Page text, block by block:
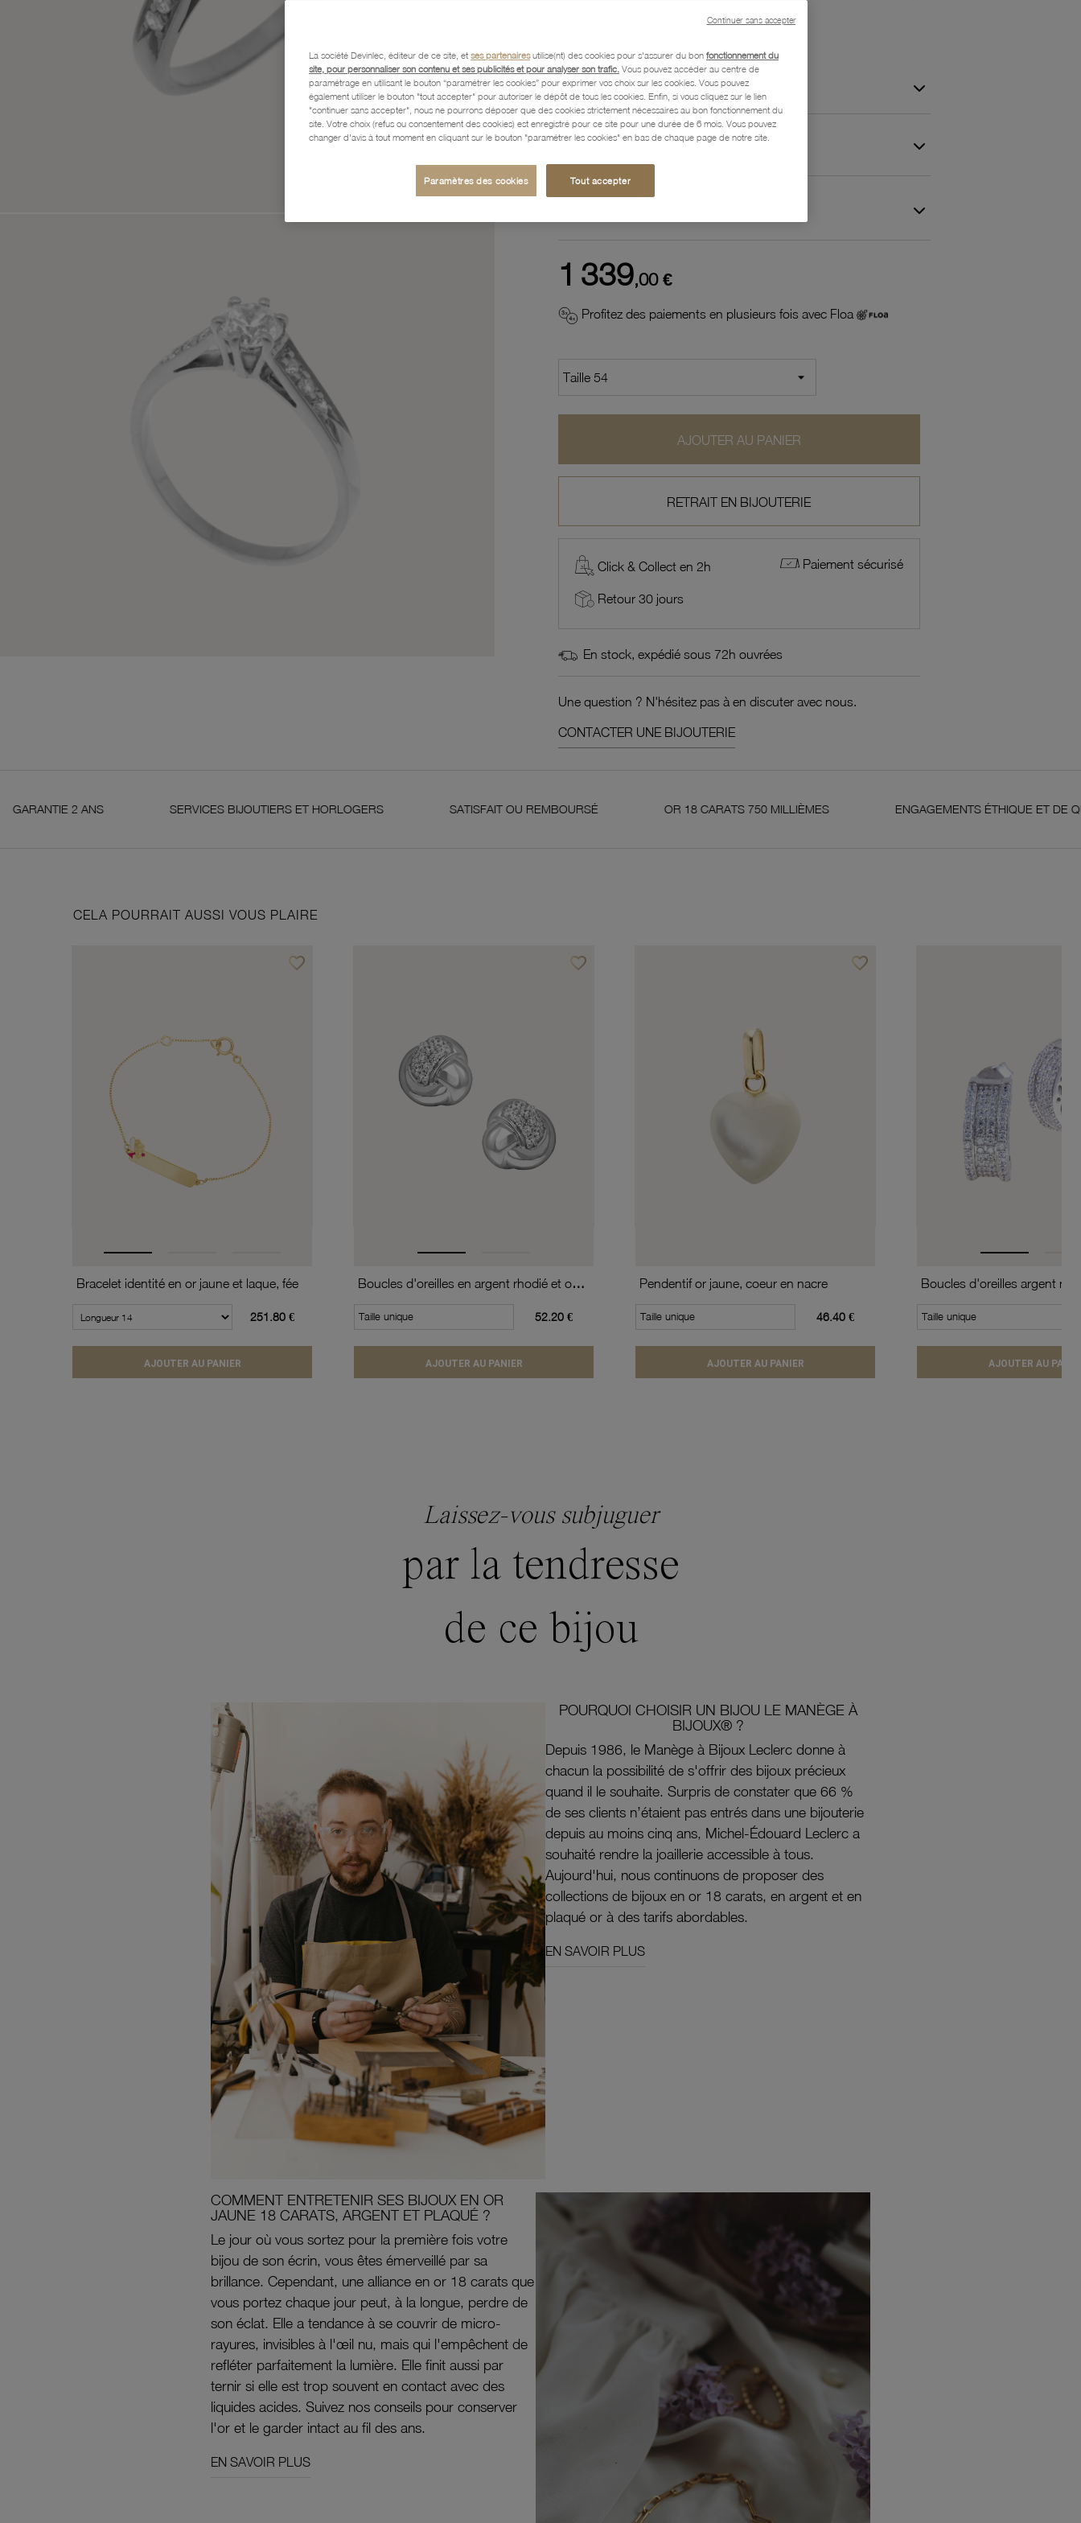
Description
Caractéristiques détaillées
1 339,00 €
Profitez des paiements en plusieurs fois avec Floa
AJOUTER AU PANIER
RETRAIT EN BIJOUTERIE
Click & Collect en 2h Paiement sécurisé
Retour 30 jours
En stock, expédié sous 72h ouvrées
Une question ? N'hésitez pas à en discuter avec nous.
CONTACTER UNE BIJOUTERIE
ANS SERVICES BIJOUTIERS ET HORLOGERS SATISFAIT OU REMBOURSÉ OR 18 CARATS 750 MILLIÈMES ENGAGEMENTS ÉTHIQUE ET DE QUALITÉ
CELA POURRAIT AUSSI VOUS PLAIRE
favorite_borderAjouter à vos favoris
Bracelet identité en or jaune et laque, fée
251.80 €
AJOUTER AU PANIER
favorite_borderAjouter à vos favoris
Boucles d'oreilles en argent rhodié et oxydes de zirconium
Taille unique 52.20 €
AJOUTER AU PANIER
favorite_borderAjouter à vos favoris
Pendentif or jaune, coeur en nacre
Taille unique 46.40 €
AJOUTER AU PANIER
Taille unique
AJOUTER AU
Laissez-vous subjuguer
par la tendresse
de ce bijou
POURQUOI CHOISIR UN BIJOU LE MANÈGE À
BIJOUX® ?
Depuis 1986, le Manège à Bijoux Leclerc donne à
chacun la possibilité de s'offrir des bijoux précieux
quand il le souhaite. Surpris de constater que 66 %
de ses clients n’étaient pas entrés dans une bijouterie
depuis au moins cinq ans, Michel-Édouard Leclerc a
souhaité rendre la joaillerie accessible à tous.
Aujourd'hui, nous continuons de proposer des
collections de bijoux en or 18 carats, en argent et en
plaqué or à des tarifs abordables.
EN SAVOIR PLUS
COMMENT ENTRETENIR SES BIJOUX EN OR
JAUNE 18 CARATS, ARGENT ET PLAQUÉ ?
Le jour où vous sortez pour la première fois votre
bijou de son écrin, vous êtes émerveillé par sa
brillance. Cependant, une alliance en or 18 carats que
vous portez chaque jour peut, à la longue, perdre de
son éclat. Elle a tendance à se couvrir de micro-
rayures, invisibles à l'œil nu, mais qui l'empêchent de
refléter parfaitement la lumière. Elle finit aussi par
ternir si elle est trop souvent en contact avec des
liquides acides. Suivez nos conseils pour conserver
l'or et le garder intact au fil des ans.
EN SAVOIR PLUS
La société Devinlec, éditeur de ce site, et ses partenairesutilise(nt) des cookies pour s'assurer du bon fonctionnement du
site, pour personnaliser son contenu et ses publicités et pour analyser son trafic. Vous pouvez accéder au centre de
paramétrage en utilisant le bouton “paramétrer les cookies” pour exprimer vos choix sur les cookies. Vous pouvez
également utiliser le bouton "tout accepter" pour autoriser le dépôt de tous les cookies. Enfin, si vous cliquez sur le lien
"continuer sans accepter", nous ne pourrons déposer que des cookies strictement nécessaires au bon fonctionnement du
site. Votre choix (refus ou consentement des cookies) est enregistré pour ce site pour une durée de 6 mois. Vous pouvez
changer d'avis à tout moment en cliquant sur le bouton "paramétrer les cookies" en bas de chaque page de notre site.
Paramètres des cookies Tout accepter
Continuer sans accepter